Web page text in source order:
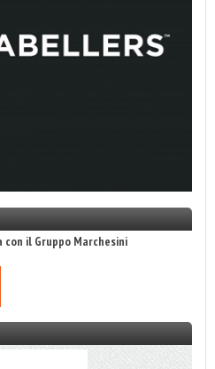
il Gruppo Marchesini